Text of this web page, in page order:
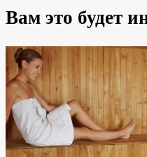
Вам это будет